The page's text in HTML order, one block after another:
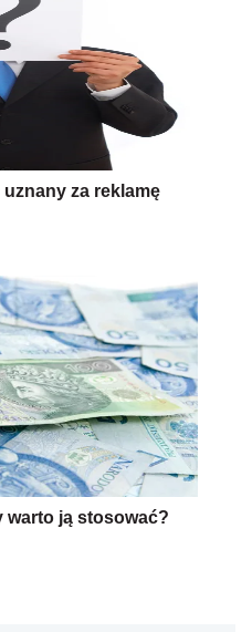
za reklamę
warto ją stosować?